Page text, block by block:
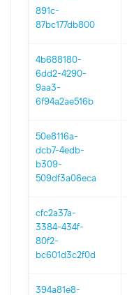
891c-
87bc177db800
4b688180-
6dd2-4290-
9aa3-
6f94a2ae516b
50e8116a-
dcb7-4edb-
b309-
509df3a06eca
cfc2a37a-
3384-434f-
80f2-
bc601d3c2f0d
394a81e8-